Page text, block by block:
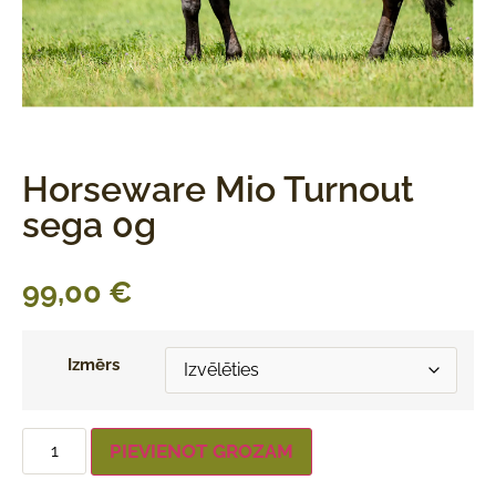
Horseware Mio Turnout
sega 0g
99,00 €
Izmērs
PIEVIENOT GROZAM